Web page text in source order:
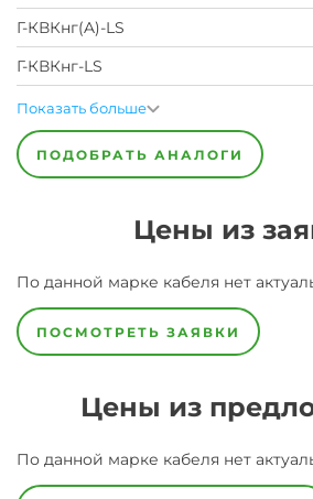
Г-КВКнг(A)-LS
Г-КВКнг-LS
Показать больше
ПОДОБРАТЬ АНАЛОГИ
Цены из
По данной марке кабеля нет
ПОСМОТРЕТЬ ЗАЯВКИ
Цены из
По данной марке кабеля нет